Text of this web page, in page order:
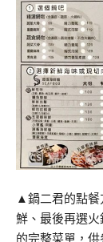
▲鍋二君的點餐
鮮、最後再選火
的完整菜單，